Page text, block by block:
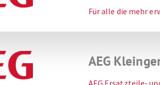
Für alle die mehr
AEG
AEG Ersatzteile-